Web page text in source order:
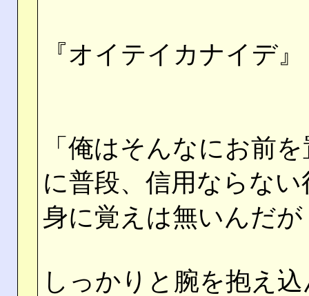
『オイテイカナイデ』
「俺はそんなにお前
に普段、信用ならな
身に覚えは無いんだが
しっかりと腕を抱え